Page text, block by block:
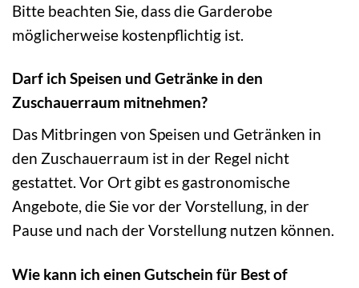
Bitte beachten Sie, dass die Garderobe
möglicherweise kostenpflichtig ist.
Darf ich Speisen und Getränke in den
Zuschauerraum mitnehmen?
Das Mitbringen von Speisen und Getränken in
den Zuschauerraum ist in der Regel nicht
gestattet. Vor Ort gibt es gastronomische
Angebote, die Sie vor der Vorstellung, in der
Pause und nach der Vorstellung nutzen können.
Wie kann ich einen Gutschein für Best of